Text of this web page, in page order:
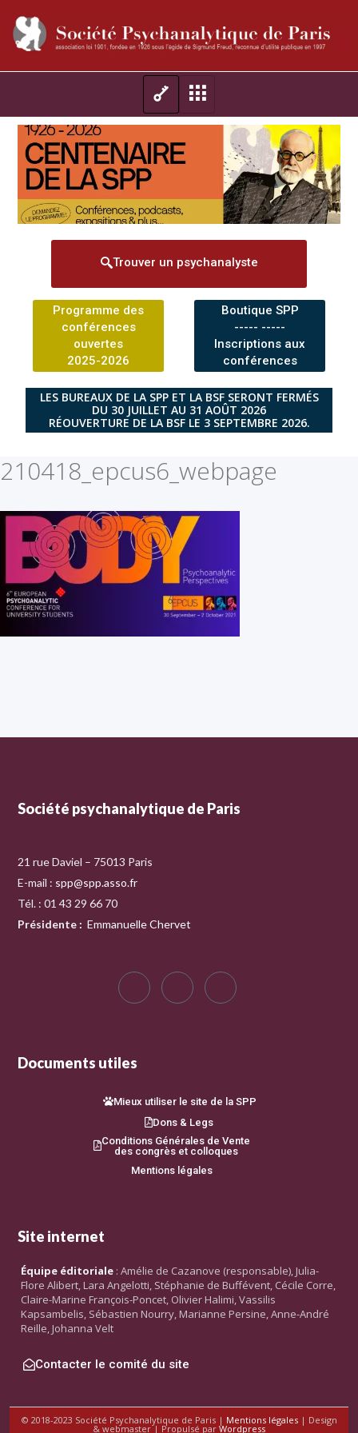
Trouver un psychanalyste
Programme des
conférences
ouvertes
2025-2026
Boutique SPP
----- -----
Inscriptions aux
conférences
LES BUREAUX DE LA SPP ET LA BSF SERONT FERMÉS
DU 30 JUILLET AU 31 AOÛT 2026
RÉOUVERTURE DE LA BSF LE 3 SEPTEMBRE 2026.
210418_epcus6_webpage
Société psychanalytique de Paris
21 rue Daviel – 75013 Paris
E-mail : spp@spp.asso.fr
Tél. : 01 43 29 66 70
Présidente : Emmanuelle Chervet
Documents utiles
Mieux utiliser le site de la SPP
Dons & Legs
Conditions Générales de Vente
des congrès et colloques
Mentions légales
Site internet
Équipe éditoriale : Amélie de Cazanove (responsable), Julia-
Flore Alibert, Lara Angelotti, Stéphanie de Buffévent, Cécile Corre,
Claire-Marine François-Poncet, Olivier Halimi, Vassilis
Kapsambelis, Sébastien Nourry, Marianne Persine, Anne-André
Reille, Johanna Velt
Contacter le comité du site
© 2018-2023 Société Psychanalytique de Paris | Mentions légales| Design
& webmaster | Propulsé par Wordpress